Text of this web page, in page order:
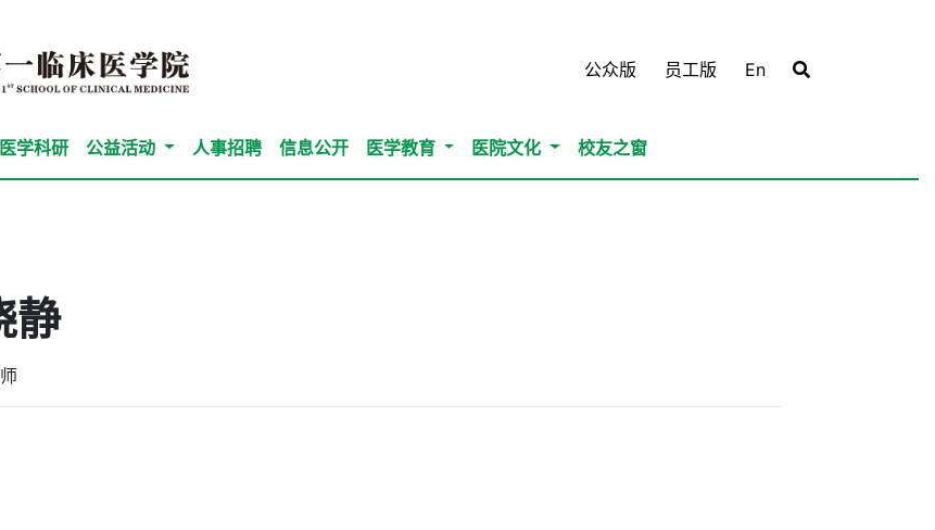
En
员工版
公众版
医学科研 公益活动 人事招聘 信息公开 医学教育 医院文化 校友之窗
静